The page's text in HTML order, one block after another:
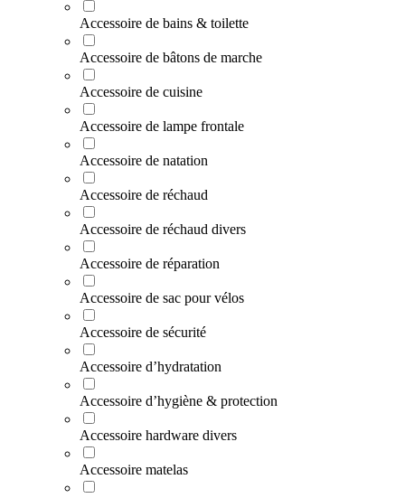
Accessoire de bains & toilette
Accessoire de bâtons de marche
Accessoire de cuisine
Accessoire de lampe frontale
Accessoire de natation
Accessoire de réchaud
Accessoire de réchaud divers
Accessoire de réparation
Accessoire de sac pour vélos
Accessoire de sécurité
Accessoire d’hydratation
Accessoire d’hygiène & protection
Accessoire hardware divers
Accessoire matelas